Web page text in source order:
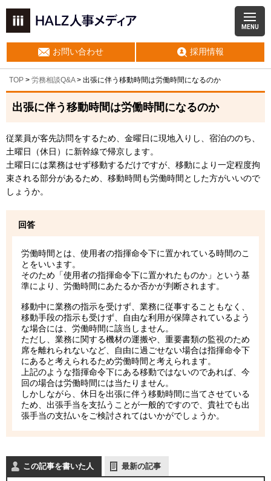
MENU
お問い合わせ 採用情報
TOP > 労務相談Q&A> 出張に伴う移動時間は労働時間になるのか
出張に伴う移動時間は労働時間になるのか
従業員が客先訪問をするため、金曜日に現地入りし、宿泊ののち、
土曜日（休日）に新幹線で帰京します。
土曜日には業務はせず移動するだけですが、移動により一定程度拘
束される部分があるため、移動時間も労働時間とした方がいいので
しょうか。
回答
労働時間とは、使用者の指揮命令下に置かれている時間のこ
とをいいます。
そのため「使用者の指揮命令下に置かれたものか」という基
準により、労働時間にあたるか否かが判断されます。
移動中に業務の指示を受けず、業務に従事することもなく、
移動手段の指示も受けず、自由な利用が保障されているよう
な場合には、労働時間に該当しません。
ただし、業務に関する機材の運搬や、重要書類の監視のため
席を離れられないなど、自由に過ごせない場合は指揮命令下
にあると考えられるため労働時間と考えられます。
上記のような指揮命令下にある移動ではないのであれば、今
回の場合は労働時間には当たりません。
しかしながら、休日を出張に伴う移動時間に当てさせている
ため、出張手当を支払うことが一般的ですので、貴社でも出
張手当の支払いをご検討されてはいかがでしょうか。
この記事を書いた人 最新の記事